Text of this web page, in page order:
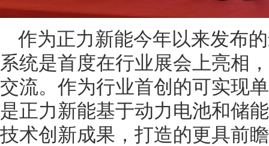
作为正力新能今年以来发布
系统是首度在行业展会上亮相
交流。作为行业首创的可实现
是正力新能基于动力电池和储
技术创新成果，打造的更具前